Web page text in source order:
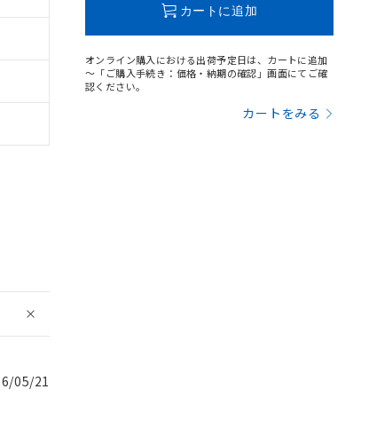
05/21
カートに追加
オンライン購入における出荷予定日は、カートに追加
～「ご購入手続き：価格・納期の確認」画面にてご確
認ください。
カートをみる